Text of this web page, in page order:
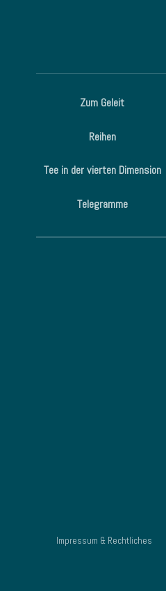
Zum Geleit
Reihen
Tee in der vierten Dimension
Telegramme
Impressum & Rechtliches